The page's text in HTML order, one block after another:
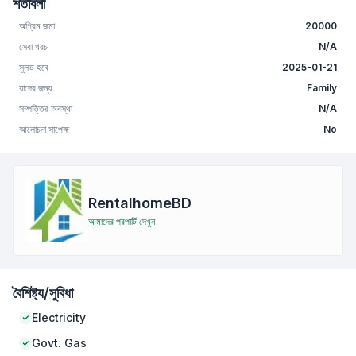
শর্তাবলী
অগ্রিম জমা
20000
সেবা খরচ
N/A
সুলভ হবে
2025-01-21
যাদের জন্য
Family
সম্পত্তির অবস্থা
N/A
আলোচনা সাপেক্ষ
No
RentalhomeBD
আমাদের প্রপার্টি দেখুন
বৈশিষ্ট্য/সুবিধা
Electricity
Govt. Gas